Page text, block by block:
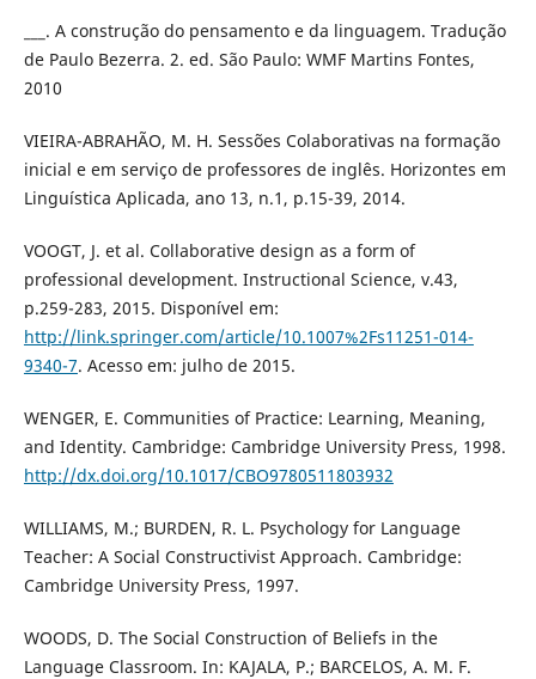
___. A construção do pensamento e da linguagem. Tradução
de Paulo Bezerra. 2. ed. São Paulo: WMF Martins Fontes,
2010
VIEIRA-ABRAHÃO, M. H. Sessões Colaborativas na formação
inicial e em serviço de professores de inglês. Horizontes em
Linguística Aplicada, ano 13, n.1, p.15-39, 2014.
VOOGT, J. et al. Collaborative design as a form of
professional development. Instructional Science, v.43,
p.259-283, 2015. Disponível em:
http://link.springer.com/article/10.1007%2Fs11251-014-
9340-7. Acesso em: julho de 2015.
WENGER, E. Communities of Practice: Learning, Meaning,
and Identity. Cambridge: Cambridge University Press, 1998.
http://dx.doi.org/10.1017/CBO9780511803932
WILLIAMS, M.; BURDEN, R. L. Psychology for Language
Teacher: A Social Constructivist Approach. Cambridge:
Cambridge University Press, 1997.
WOODS, D. The Social Construction of Beliefs in the
Language Classroom. In: KAJALA, P.; BARCELOS, A. M. F.